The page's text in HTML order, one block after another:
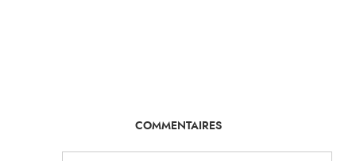
COMMENTAIRES